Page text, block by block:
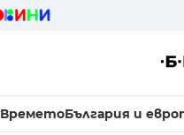
ВреметоБългария и